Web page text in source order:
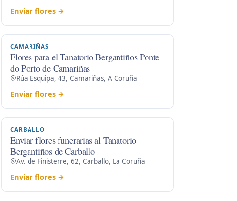
Enviar flores →
CAMARIÑAS
Flores para el Tanatorio Bergantiños Ponte
do Porto de Camariñas
Rúa Esquipa, 43, Camariñas, A Coruña
Enviar flores →
CARBALLO
Enviar flores funerarias al Tanatorio
Bergantiños de Carballo
Av. de Finisterre, 62, Carballo, La Coruña
Enviar flores →